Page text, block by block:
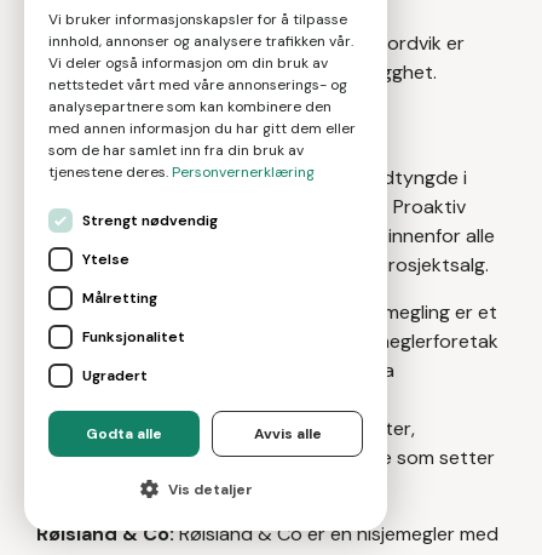
kontorer og har en sterk posisjon i
premiumsegmentet av boligmarkedet. Nordvik er
svært opptatt av kunnskap, tillit og trygghet.
Proaktiv Eiendomsmegling:Proaktiv
Eiendomsmegling er en kvalitetsbasert
eiendomsmeglerkjede som har sin hovedtyngde i
landets mest befolkningstette områder. Proaktiv
Eiendomsmegling tilbyr meglertjenester innenfor alle
eiendomstyper, både bolig, næring og prosjektsalg.
Boa Eiendomsmegling:
Boa Eiendomsmegling er et
relativt ungt og nytenkende eiendomsmeglerforetak
med fokus på visuell kommunikasjon. Boa
eiendomsmeglere, markedsførere, stylister,
designere, fotografer og tekstforfattere som setter
sitt preg på boligformidlingen.
Røisland & Co:Røisland & Co er en nisjemegler med
Vi bruker informasjonskapsler for å tilpasse
innhold, annonser og analysere trafikken vår.
Vi deler også informasjon om din bruk av
nettstedet vårt med våre annonserings- og
analysepartnere som kan kombinere den
med annen informasjon du har gitt dem eller
som de har samlet inn fra din bruk av
tjenestene deres.Personvernerklæring
Strengt nødvendig
Ytelse
Målretting
Funksjonalitet
Ugradert
Godta alle Avvis alle
Vis detaljer